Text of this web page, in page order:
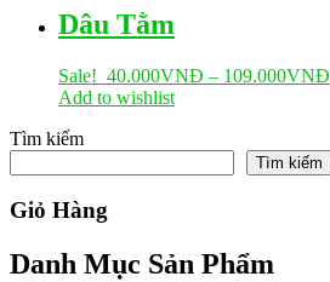
Dâu Tằm
Sale! 40.000VNĐ – 109.000VNĐ
Add to wishlist
Tìm kiếm
Tìm kiếm
Giỏ Hàng
Danh Mục Sản Phẩm